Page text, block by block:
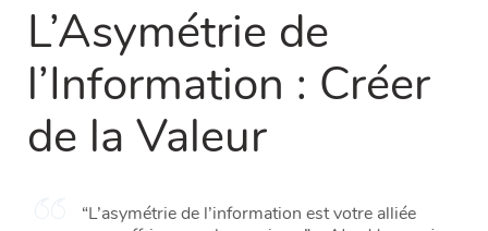
L’Asymétrie de
l’Information : Créer
de la Valeur
“L’asymétrie de l’information est votre alliée